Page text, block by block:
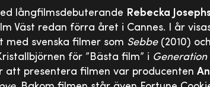
långfilmsdebuterande Rebecka
Väst redan förra året i Cannes. I år
svenska filmer som Sebbe(2010) och
för ”Bästa film” i Generation
att presentera filmen var producenten